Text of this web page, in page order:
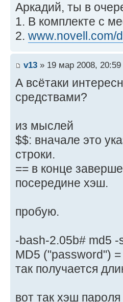
Аркадий, ты в
1. В комплекте с
2. www.novell.com/
v13 » 19 мар 2008, 20:59
А всётаки
средствами?
из мыслей
$$: вначале это
строки.
== в конце
посередине хэш.
пробую.
-bash-2.05b# md5 -
MD5 ("password")
так получается
вот так хэш